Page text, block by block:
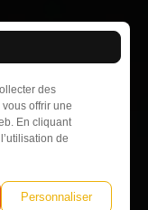
des
offrir une
En cliquant
de
Personnaliser